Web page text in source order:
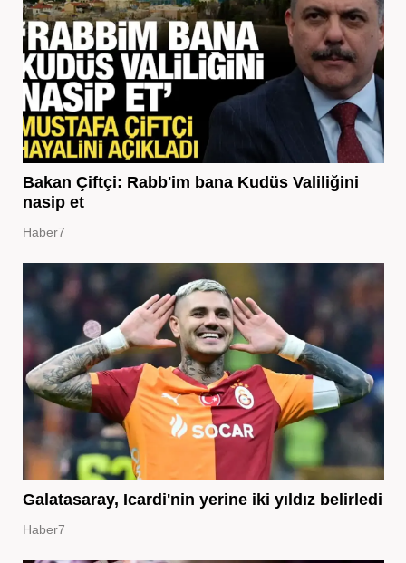
Bakan Çiftçi: Rabb'im bana Kudüs Valiliğini
nasip et
Haber7
Galatasaray, Icardi'nin yerine iki yıldız belirledi
Haber7